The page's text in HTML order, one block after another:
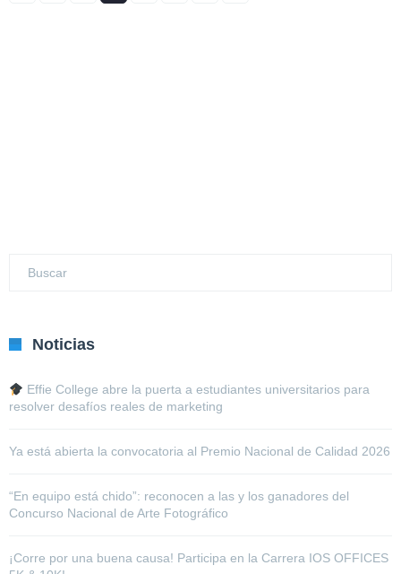
Noticias
Effie College abre la puerta a estudiantes universitarios para
resolver desafíos reales de marketing
Ya está abierta la convocatoria al Premio Nacional de Calidad 2026
“En equipo está chido”: reconocen a las y los ganadores del
Concurso Nacional de Arte Fotográfico
¡Corre por una buena causa! Participa en la Carrera IOS OFFICES